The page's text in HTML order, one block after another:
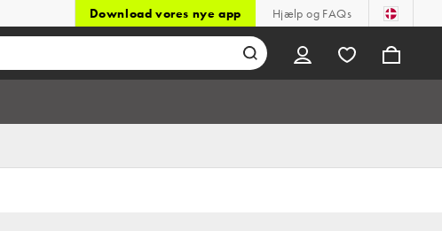
Download vores nye app Hjælp og FAQs